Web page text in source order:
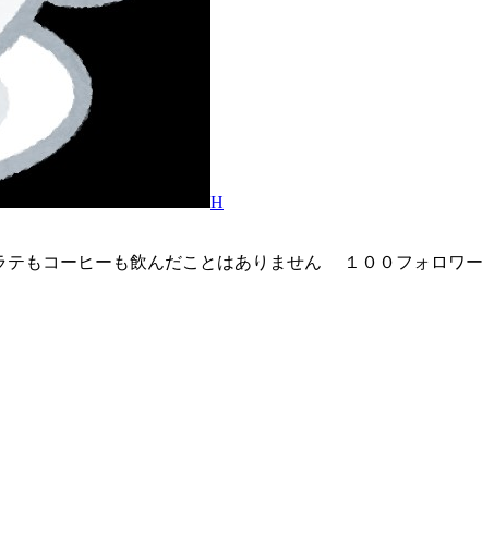
H
もコーヒーも飲んだことはありません １００フォロワ